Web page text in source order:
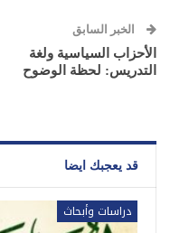
الخبر السابق
الأحزاب السياسية ولغة
التدريس: لحظة الوضوح
قد يعجبك ايضا
دراسات وأبحاث